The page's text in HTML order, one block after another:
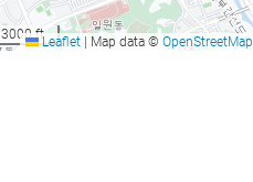
3000 ftLeaflet Map data © OpenStreetMap